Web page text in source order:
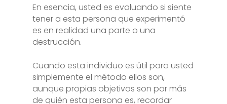
En esencia, usted es evaluando si siente
tener a esta persona que experimentó
es en realidad una parte o una
destrucción.
Cuando esta individuo es útil para usted
simplemente el método ellos son,
aunque propias objetivos son por más
de quién esta persona es, recordar